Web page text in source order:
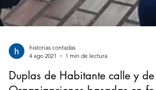
4 ago 2021
1 min de lectura